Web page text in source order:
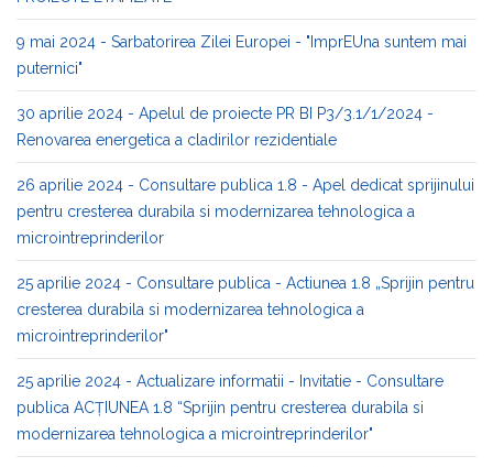
9 mai 2024 - Sarbatorirea Zilei Europei - "ImprEUna suntem mai
puternici"
30 aprilie 2024 - Apelul de proiecte PR BI P3/3.1/1/2024 -
Renovarea energetica a cladirilor rezidentiale
26 aprilie 2024 - Consultare publica 1.8 - Apel dedicat sprijinului
pentru cresterea durabila si modernizarea tehnologica a
microintreprinderilor
25 aprilie 2024 - Consultare publica - Actiunea 1.8 „Sprijin pentru
cresterea durabila si modernizarea tehnologica a
microintreprinderilor"
25 aprilie 2024 - Actualizare informatii - Invitatie - Consultare
publica ACȚIUNEA 1.8 “Sprijin pentru cresterea durabila si
modernizarea tehnologica a microintreprinderilor"